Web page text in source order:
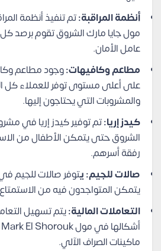
أنظمة المراقبة:تم تنفيذ أنظمة
مول جايا مارك الشروق تقوم برصد كل
عامل الأمان.
مطاعم وكافيهات:وجود مطاعم
على أعلى مستوى توفر للعملاء كل
والمشروبات التي يحتاجون إليها.
كيدز إريا:تم توفير كيدز إريا في
الشروق حتى يتمكن الأطفال من
رفقة أسرهم.
صالات للجيم: يتوفر صالات للجيم
يتمكن المتواجدون فيه من
التعاملات المالية:يتم تسهيل
ماكينات الصراف الآلي.